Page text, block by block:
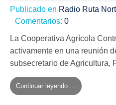
Publicado en Radio Ruta
Comentarios: 0
La Cooperativa Agrícola
activamente en una reunión
subsecretario de Agricultura,
Continuar leyendo ...